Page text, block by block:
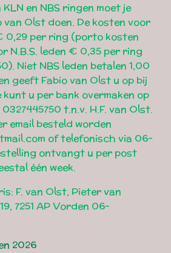
en NBS ringen moet je
van Olst doen. De kosten voor
0,29 per ring (porto kosten
N.B.S. leden € 0,35 per ring
Niet NBS leden betalen 1,00
geeft Fabio van Olst u op bij
kunt u per bank overmaken op
t.n.v. H.F. van Olst.
email besteld worden
of telefonisch via 06-
ontvangt u per post
één week.
F. van Olst, Pieter van
7251 AP Vorden 06-
2026